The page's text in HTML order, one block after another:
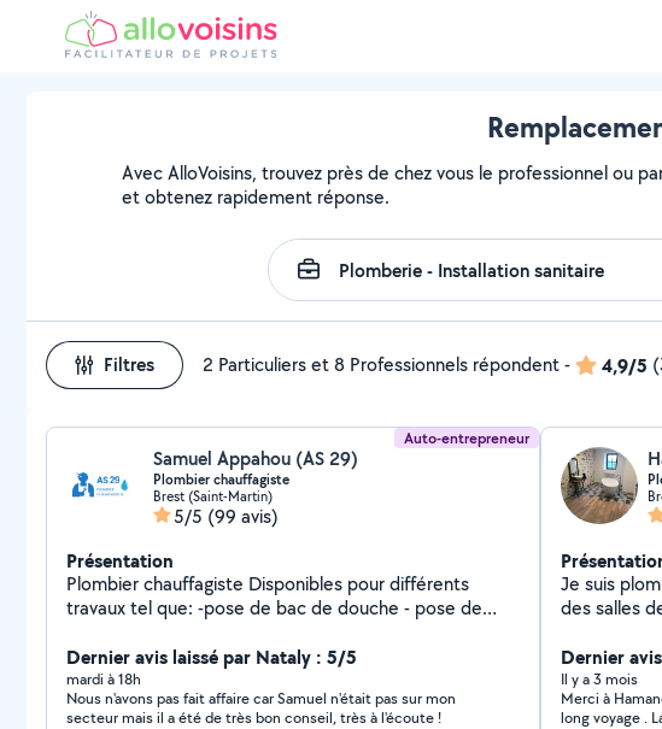
Avec AlloVoisins, trouvez près de chez vous le professionnel ou
et obtenez rapidement réponse.
Filtres 2 Particuliers et 8 Professionnels répondent- 4,9/5
Auto-entrepreneur
Samuel Appahou (AS 29)
Plombier chauffagiste
Brest (Saint-Martin)
5/5 (99 avis)
Présentation
Plombier chauffagiste Disponibles pour différents
travaux tel que: -pose de bac de douche - pose de
bain -débouchage toilette, salle de bain, évier -
installation chaudière / ballon d'eau chaude -Pose WC -
Installation évier -Pose de radiateur Ext..
Dernier avis laissé par Nataly : 5/5
mardi à 18h
Nous n'avons pas fait affaire car Samuel n'était pas sur mon
secteur mais il a été de très bon conseil, très à l'écoute !
Je suis
des salles de
vasque et
toilettes y
de chauffage.
Dernier
Il y a 3 mois
Merci à
long voyage .